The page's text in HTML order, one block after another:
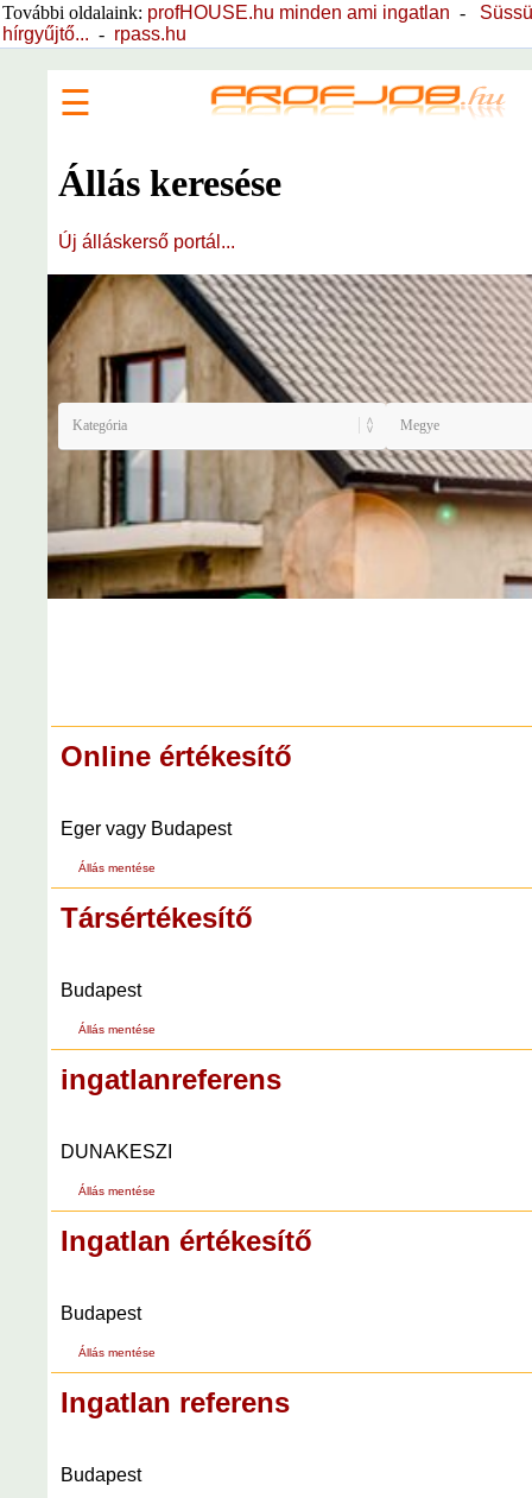
További oldalaink: profHOUSE.hu minden ami ingatlan -
hírgyűjtő... - rpass.hu
☰
Állás keresése
Új álláskerső portál...
Online értékesítő
Eger vagy Budapest
Állás mentése
Társértékesítő
Budapest
Állás mentése
ingatlanreferens
DUNAKESZI
Állás mentése
Ingatlan értékesítő
Budapest
Állás mentése
Ingatlan referens
Budapest